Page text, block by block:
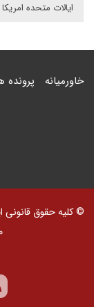
ایالات متحده امریکا
خاورمیانه
© کلیه حقوق قانونی